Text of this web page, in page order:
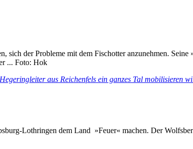
der Probleme mit dem Fischotter anzunehmen. Seine
... Foto: Hok
aus Reichenfels ein ganzes Tal mobilisieren
Lothringen dem Land »Feuer« machen. Der